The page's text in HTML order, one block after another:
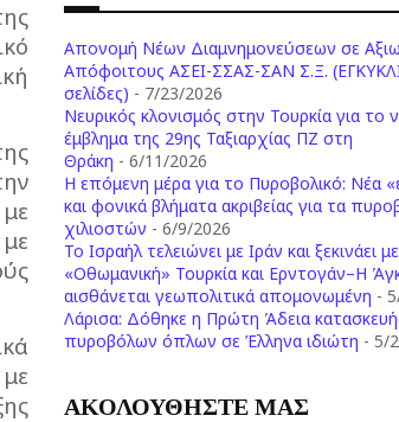
Απονομή Νέων Διαμνημονεύσεων σε
Απόφοιτους ΑΣΕΙ-ΣΣΑΣ-ΣΑΝ Σ.Ξ.
σελίδες) - 7/23/2026
Νευρικός κλονισμός στην Τουρκία για το
έμβλημα της 29ης Ταξιαρχίας ΠΖ στη
Θράκη - 6/11/2026
Η επόμενη μέρα για το Πυροβολικό: Νέα
και φονικά βλήματα ακριβείας για τα
χιλιοστών - 6/9/2026
Το Ισραήλ τελειώνει με Ιράν και ξεκινάει με
«Οθωμανική» Τουρκία και Ερντογάν–Η
αισθάνεται γεωπολιτικά απομονωμένη -
Λάρισα: Δόθηκε η Πρώτη Άδεια
πυροβόλων όπλων σε Έλληνα ιδιώτη - 5/
ΑΚΟΛΟΥΘΗΣΤΕ ΜΑΣ